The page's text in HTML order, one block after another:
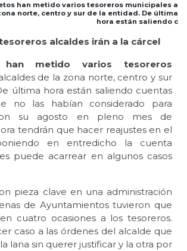
han metido varios tesoreros municipales a
norte, centro y sur de la entidad. De última
hora están saliendo c
alcaldes irán a la cárcel
metido varios tesoreros
de la zona norte, centro y sur
última hora están saliendo cuentas
no las habían considerado para
su agosto en pleno mes de
tendrán que hacer reajustes en el
en entredicho la cuenta
puede acarrear en algunos casos
pieza clave en una administración
de Ayuntamientos tuvieron que
cuatro ocasiones a los tesoreros.
caso a las órdenes del alcalde que
lana sin querer justificar y la otra por